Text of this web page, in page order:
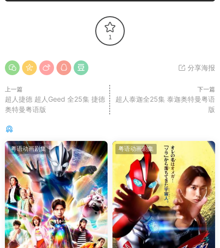
1
分享海报
上一篇
超人捷德 超人Geed 全25集 捷德
奥特曼粤语版
下一篇
超人泰迦全25集 泰迦奥特曼粤语
版
粤语动画剧集 粤语动画剧集